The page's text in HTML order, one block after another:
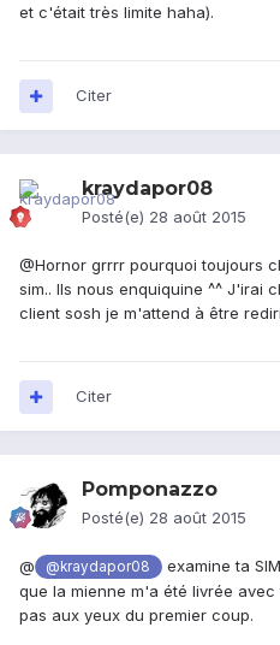
et c'était très limite haha).
Citer
kraydapor08
Posté(e) 28 août 2015
@Hornor grrrr pourquoi toujours
sim.. Ils nous enquiquine ^^ J'irai
client sosh je m'attend à être
Citer
Pomponazzo
Posté(e) 28 août 2015
@ @kraydapor08
examine ta
que la mienne m'a été livrée
pas aux yeux du premier coup.